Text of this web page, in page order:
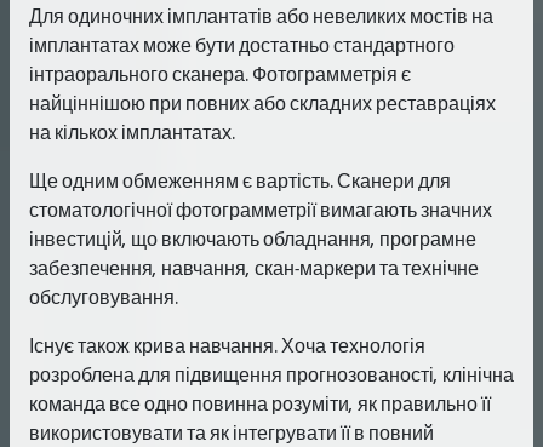
Для одиночних імплантатів або невеликих мостів на
імплантатах може бути достатньо стандартного
інтраорального сканера. Фотограмметрія є
найціннішою при повних або складних реставраціях
на кількох імплантатах.
Ще одним обмеженням є вартість. Сканери для
стоматологічної фотограмметрії вимагають значних
інвестицій, що включають обладнання, програмне
забезпечення, навчання, скан-маркери та технічне
обслуговування.
Існує також крива навчання. Хоча технологія
розроблена для підвищення прогнозованості, клінічна
команда все одно повинна розуміти, як правильно її
використовувати та як інтегрувати її в повний